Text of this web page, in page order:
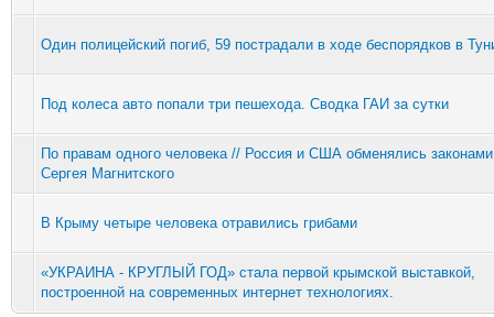
Один полицейский погиб, 59 пострадали в ходе беспорядков в
Под колеса авто попали три пешехода. Сводка ГАИ за сутки
По правам одного человека // Россия и США обменялись
Сергея Магнитского
В Крыму четыре человека отравились грибами
«УКРАИНА - КРУГЛЫЙ ГОД» стала первой крымской выставкой,
построенной на современных интернет технологиях.